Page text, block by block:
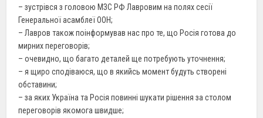
– зустрівся з головою МЗС РФ Лавровим на полях сесії
Генеральної асамблеї ООН;
– Лавров також поінформував нас про те, що Росія готова до
мирних переговорів;
– очевидно, що багато деталей ще потребують уточнення;
– я щиро сподіваюся, що в якийсь момент будуть створені
обставини;
– за яких Україна та Росія повинні шукати рішення за столом
переговорів якомога швидше;